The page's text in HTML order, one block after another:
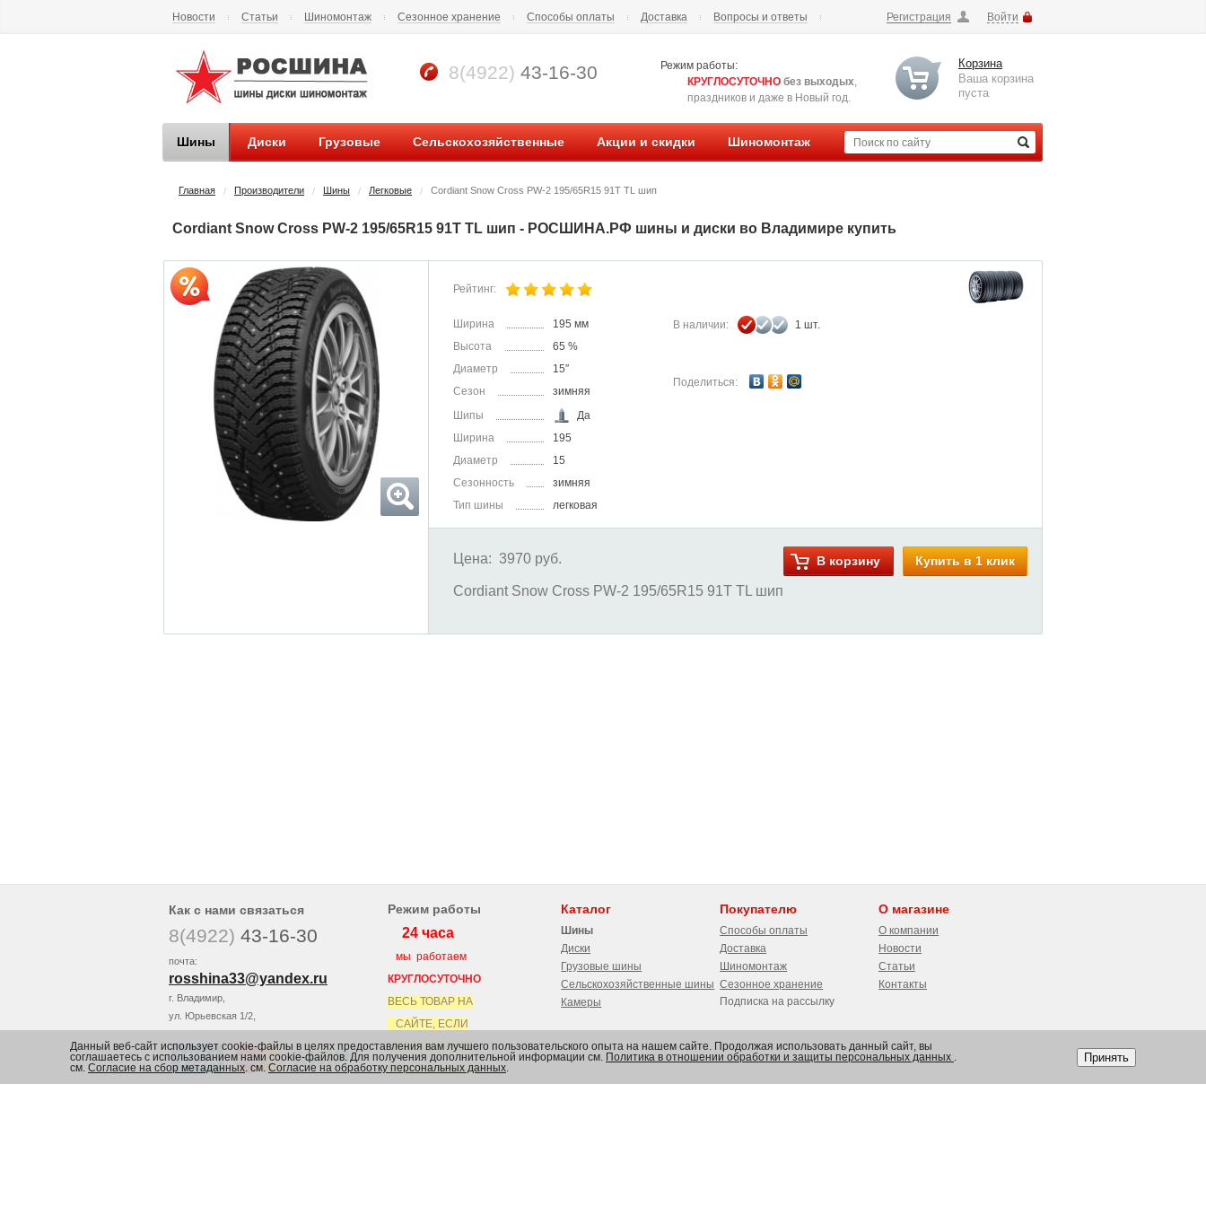
Регистрация Войти
Новости Статьи Шиномонтаж Сезонное хранение Способы оплаты Доставка
Вопросы и ответы
8(4922) 43-16-30
Режим работы:
КРУГЛОСУТОЧНО без выходых,
праздников и даже в Новый год.
Корзина
Ваша корзина
пуста
Шины Диски Грузовые Сельскохозяйственные Акции и скидки Шиномонтаж
Главная / Производители / Шины / Легковые / Cordiant Snow Cross PW-2 195/65R15 91T TL шип
Cordiant Snow Cross PW-2 195/65R15 91T TL шип - РОСШИНА.РФ шины и диски во Владимире купить
Рейтинг:
Ширина
195 мм
Высота
65 %
Диаметр
15″
Сезон
зимняя
Шипы
Да
Ширина
195
Диаметр
15
Сезонность
зимняя
Тип шины
легковая
В наличии: 1 шт.
Поделиться:
Цена: 3970 руб.
Cordiant Snow Cross PW-2 195/65R15 91T TL шип
В корзину Купить в 1 клик
Как с нами связаться
8(4922) 43-16-30
почта:
rosshina33@yandex.ru
г. Владимир,
ул. Юрьевская 1/2,
Режим работы
24 часа
мы работаем
КРУГЛОСУТОЧНО
ВЕСЬ ТОВАР НА
САЙТЕ, ЕСЛИ
ЕСТЬ, ЗНАЧИТ
ЕСТЬ В НАЛИЧИИ
Каталог
Шины
Диски
Грузовые шины
Сельскохозяйственные шины
Камеры
Покупателю
Способы оплаты
Доставка
Шиномонтаж
Сезонное хранение
О магазине
О компании
Новости
Статьи
Контакты
Подписка на рассылку
Данный веб-сайт использует cookie-файлы в целях предоставления вам лучшего пользовательского опыта на нашем сайте. Продолжая использовать данный сайт, вы
соглашаетесь с использованием нами cookie-файлов. Для получения дополнительной информации см. Политика в отношении обработки и защиты персональных данных .
см. Согласие на сбор метаданных. см. Согласие на обработку персональных данных.
Принять